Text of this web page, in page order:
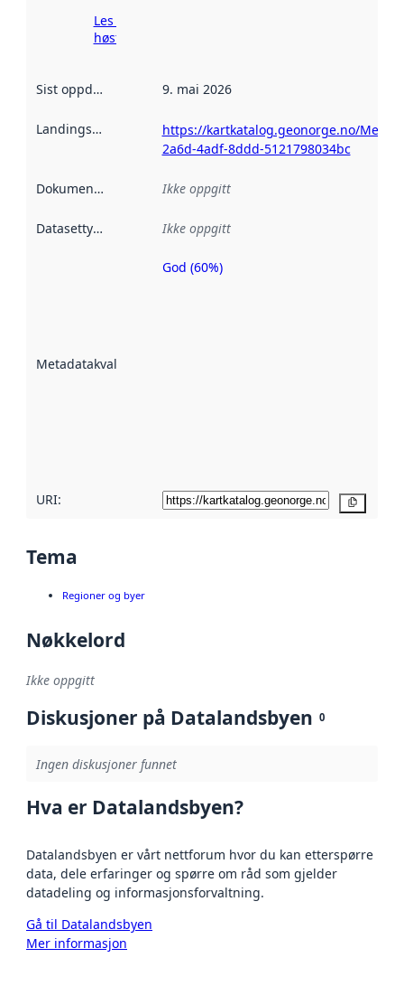
Les mer om
høsting her
Sist oppdatert 9. mai 2026
Landingsside
https://kartkatalog.geonorge.no/
2a6d-4adf-8ddd-5121798034bc
Dokumentasjon Ikke oppgitt
Datasettype Ikke oppgitt
Metadatakvalitet
Metadatakvalitet
God (60%)
URI:
Tema
Regioner og byer
Nøkkelord
Ikke oppgitt
Diskusjoner på Datalandsbyen 0
Ingen diskusjoner funnet
Hva er Datalandsbyen?
Datalandsbyen er vårt nettforum hvor du kan etterspørre
data, dele erfaringer og spørre om råd som gjelder
datadeling og informasjonsforvaltning.
Gå til Datalandsbyen
Mer informasjon